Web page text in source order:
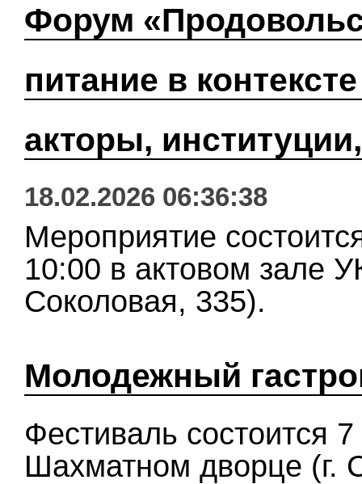
Форум
питание в
акторы,
18.02.2026 06:36:38
Мероприятие
10:00 в актовом зале
Соколовая, 335).
Молодежный
Фестиваль состоится
Шахматном дворце (г.